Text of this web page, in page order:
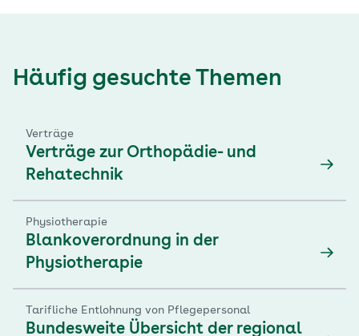
Häufig gesuchte Themen
Verträge
Verträge zur Orthopädie- und
Rehatechnik
Physiotherapie
Blankoverordnung in der
Physiotherapie
Tarifliche Entlohnung von Pflegepersonal
Bundesweite Übersicht der regional